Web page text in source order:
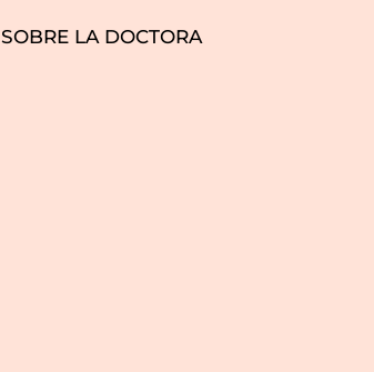
SOBRE LA DOCTORA